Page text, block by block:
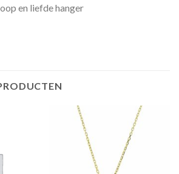
en liefde hanger